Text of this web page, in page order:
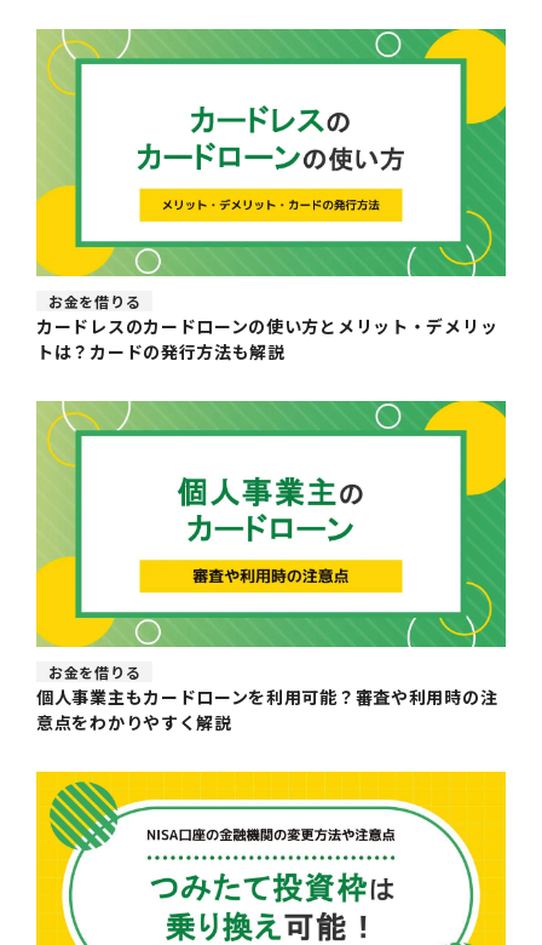
お金を借りる
カードレスのカードローンの使い方とメリット・デメリッ
トは？カードの発行方法も解説
お金を借りる
個人事業主もカードローンを利用可能？審査や利用時の注
意点をわかりやすく解説